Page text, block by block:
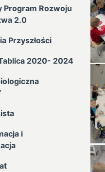
Program Rozwoju
2.0
Przyszłości
2020- 2024
i